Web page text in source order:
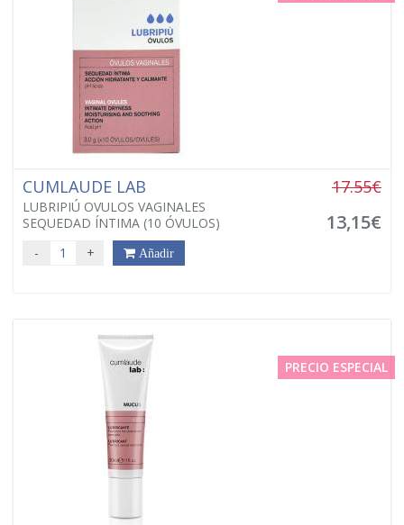
CUMLAUDE LAB
LUBRIPIÚ OVULOS VAGINALES
SEQUEDAD ÍNTIMA (10 ÓVULOS)
17.55€
13,15€
- + Añadir
PRECIO ESPECIAL